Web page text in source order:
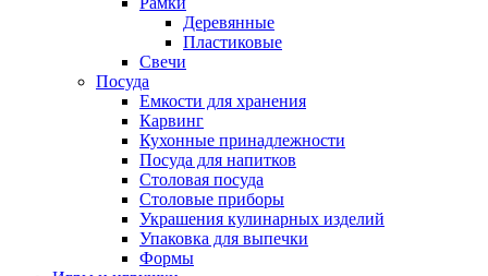
Деревянные
Пластиковые
Свечи
Посуда
Емкости для хранения
Карвинг
Кухонные принадлежности
Посуда для напитков
Столовая посуда
Столовые приборы
Украшения кулинарных изделий
Упаковка для выпечки
Формы